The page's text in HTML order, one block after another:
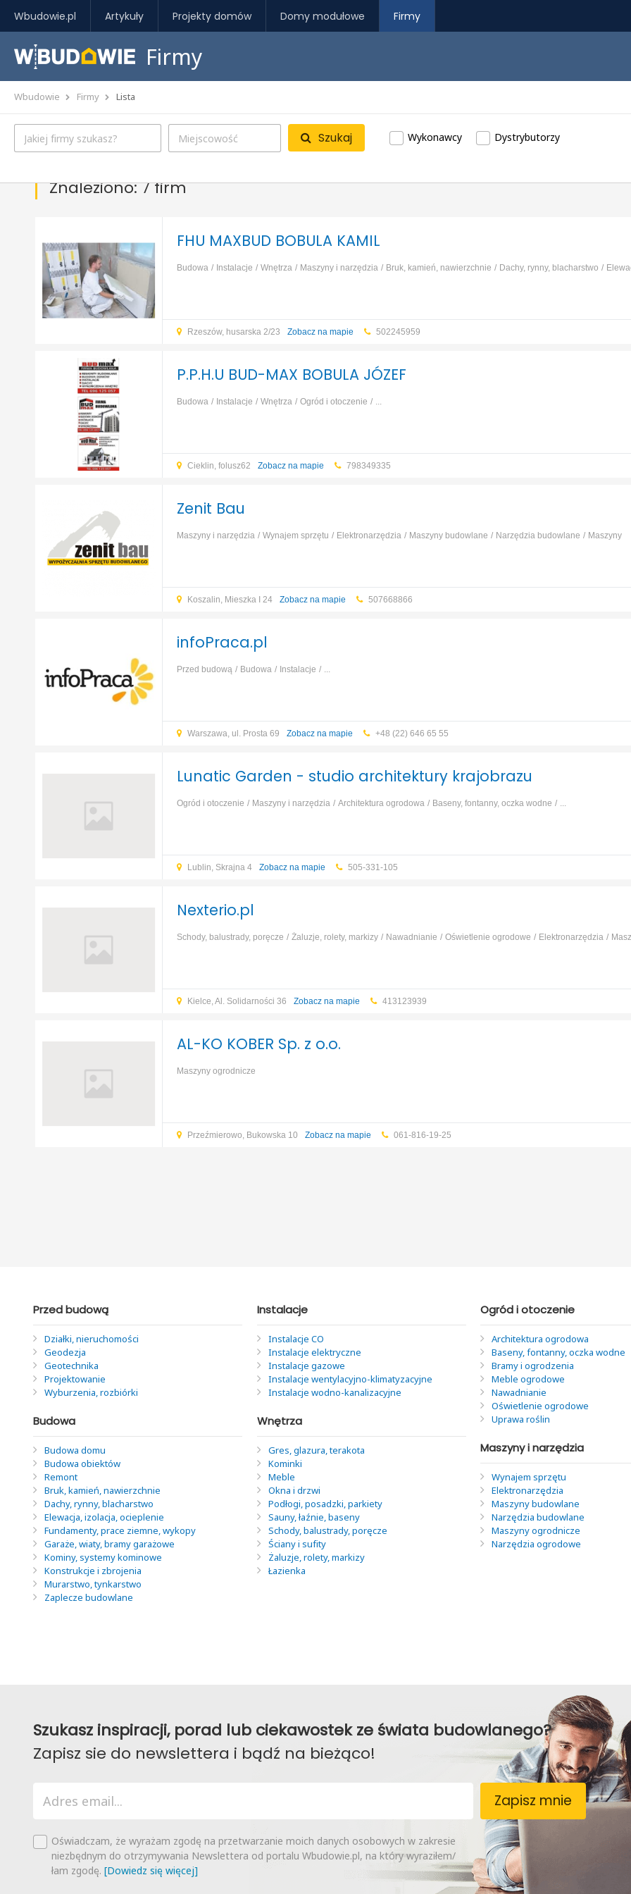
Wbudowie.pl Artykuły Projekty domów Domy modułowe Firmy
Firmy
Wbudowie Firmy Lista
Szukaj Wykonawcy Dystrybutorzy
Znaleziono: 7 firm
FHU MAXBUD BOBULA KAMIL
Budowa Instalacje Wnętrza Maszyny i narzędzia Bruk, kamień, nawierzchnie Dachy, rynny, blacharstwo
Rzeszów, husarska 2/23 Zobacz na mapie 502245959
P.P.H.U BUD-MAX BOBULA JÓZEF
Budowa Instalacje Wnętrza Ogród i otoczenie ...
Cieklin, folusz62 Zobacz na mapie 798349335
Zenit Bau
Maszyny i narzędzia Wynajem sprzętu Elektronarzędzia Maszyny budowlane Narzędzia budowlane
Maszyny
Koszalin, Mieszka I 24 Zobacz na mapie 507668866
infoPraca.pl
Przed budową Budowa Instalacje ...
Warszawa, ul. Prosta 69 Zobacz na mapie +48 (22) 646 65 55
Lunatic Garden - studio architektury krajobrazu
Ogród i otoczenie Maszyny i narzędzia Architektura ogrodowa Baseny, fontanny, oczka wodne ...
Lublin, Skrajna 4 Zobacz na mapie 505-331-105
Nexterio.pl
Schody, balustrady, poręcze Żaluzje, rolety, markizy Nawadnianie Oświetlenie ogrodowe Elektronarzędzia
Kielce, Al. Solidarności 36 Zobacz na mapie 413123939
AL-KO KOBER Sp. z o.o.
Maszyny ogrodnicze
Przeźmierowo, Bukowska 10 Zobacz na mapie 061-816-19-25
Przed budową
Działki, nieruchomości
Geodezja
Geotechnika
Projektowanie
Wyburzenia, rozbiórki
Budowa
Budowa domu
Budowa obiektów
Remont
Bruk, kamień, nawierzchnie
Dachy, rynny, blacharstwo
Elewacja, izolacja, ocieplenie
Fundamenty, prace ziemne, wykopy
Garaże, wiaty, bramy garażowe
Kominy, systemy kominowe
Konstrukcje i zbrojenia
Murarstwo, tynkarstwo
Zaplecze budowlane
Instalacje
Instalacje CO
Instalacje elektryczne
Instalacje gazowe
Instalacje wentylacyjno-klimatyzacyjne
Instalacje wodno-kanalizacyjne
Wnętrza
Gres, glazura, terakota
Kominki
Meble
Okna i drzwi
Podłogi, posadzki, parkiety
Sauny, łaźnie, baseny
Schody, balustrady, poręcze
Ściany i sufity
Żaluzje, rolety, markizy
Łazienka
Ogród i otoczenie
Architektura ogrodowa
Baseny, fontanny, oczka wodne
Bramy i ogrodzenia
Meble ogrodowe
Nawadnianie
Oświetlenie ogrodowe
Uprawa roślin
Maszyny i narzędzia
Wynajem sprzętu
Elektronarzędzia
Maszyny budowlane
Narzędzia budowlane
Maszyny ogrodnicze
Narzędzia ogrodowe
Szukasz inspiracji, porad lub ciekawostek ze świata budowlanego?
Zapisz sie do newslettera i bądź na bieżąco!
Zapisz mnie
Oświadczam, że wyrażam zgodę na przetwarzanie moich danych osobowych w zakresie
niezbędnym do otrzymywania Newslettera od portalu Wbudowie.pl, na który wyraziłem/
łam zgodę. [Dowiedz się więcej]